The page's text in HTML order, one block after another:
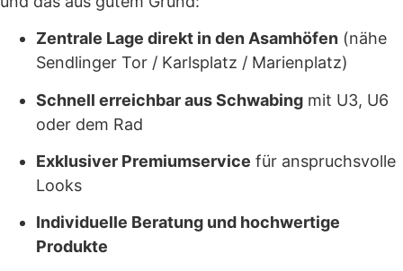
Zentrale Lage direkt in den Asamhöfen (nähe
Sendlinger Tor / Karlsplatz / Marienplatz)
Schnell erreichbar aus Schwabing mit U3, U6
oder dem Rad
Exklusiver Premiumservice für anspruchsvolle
Looks
Individuelle Beratung und hochwertige
Produkte